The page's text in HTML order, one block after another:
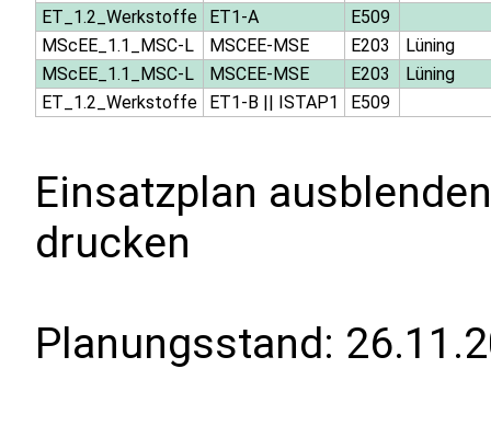
ET_1.2_Werkstoffe
ET1-A
E509
MScEE_1.1_MSC-L
MSCEE-MSE E203
Lüning
MScEE_1.1_MSC-L
MSCEE-MSE E203
Lüning
ET_1.2_Werkstoffe
ET1-B || ISTAP1 E509
Einsatzplan
drucken
Planungsstand: